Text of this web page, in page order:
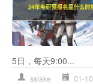
5日，每天9:00...
sslake 01-10